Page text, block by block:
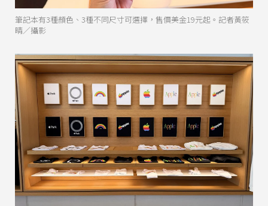
筆記本有3種顏色、3種不同尺寸可選擇，售價美金19元起。記者黃筱
晴／攝影